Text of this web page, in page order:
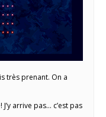
très prenant. On a
arrive pas… c’est pas